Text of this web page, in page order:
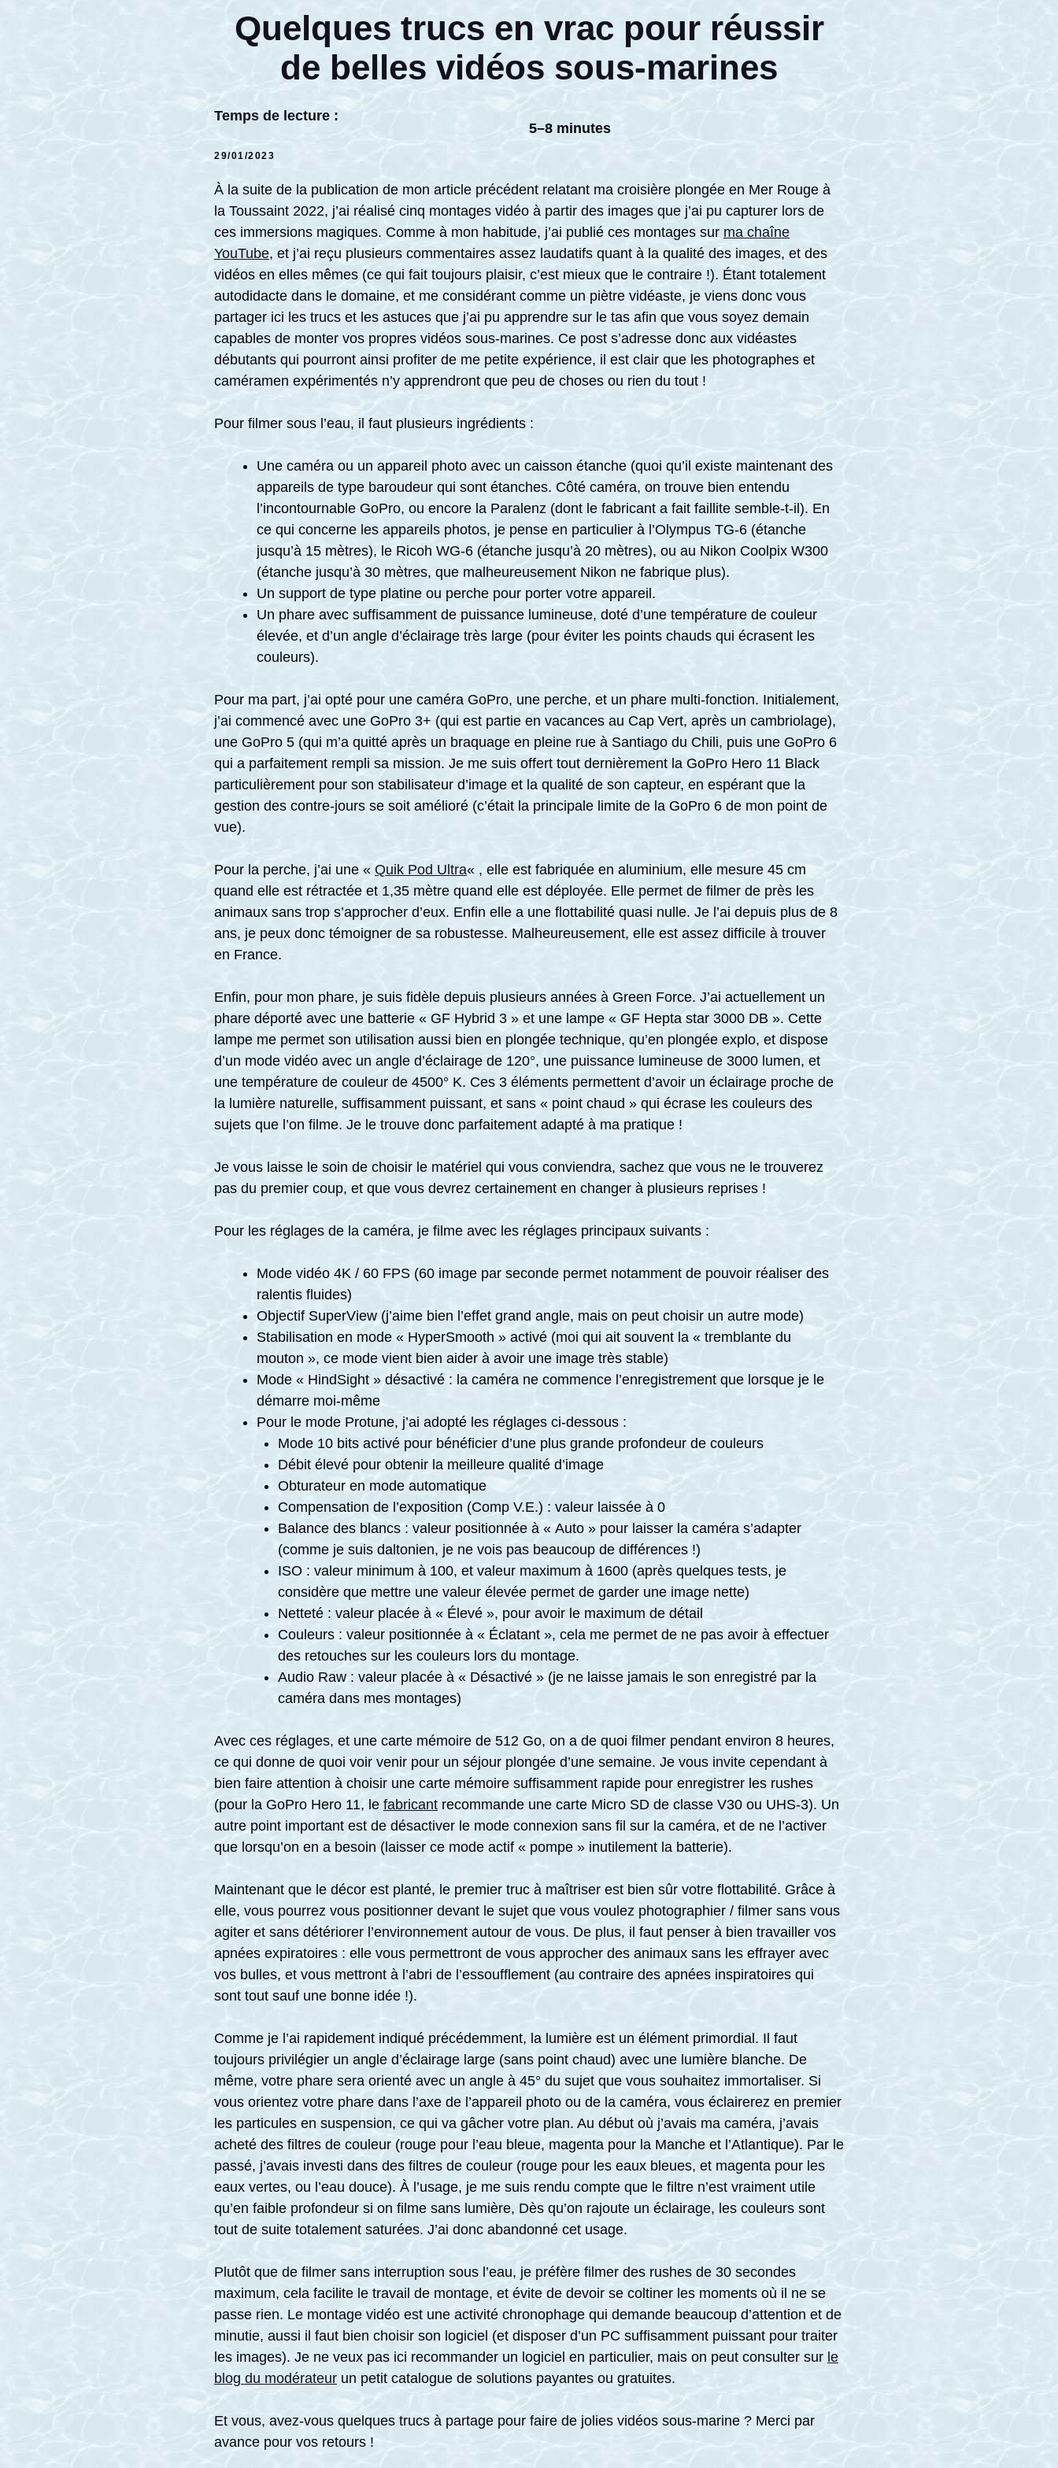
Quelques trucs en vrac pour réussir
de belles vidéos sous-marines
Temps de lecture :
5–8 minutes
29/01/2023
À la suite de la publication de mon article précédent relatant ma croisière plongée en Mer Rouge à
la Toussaint 2022, j’ai réalisé cinq montages vidéo à partir des images que j’ai pu capturer lors de
ces immersions magiques. Comme à mon habitude, j’ai publié ces montages sur ma chaîne
YouTube, et j’ai reçu plusieurs commentaires assez laudatifs quant à la qualité des images, et des
vidéos en elles mêmes (ce qui fait toujours plaisir, c’est mieux que le contraire !). Étant totalement
autodidacte dans le domaine, et me considérant comme un piètre vidéaste, je viens donc vous
partager ici les trucs et les astuces que j’ai pu apprendre sur le tas afin que vous soyez demain
capables de monter vos propres vidéos sous-marines. Ce post s’adresse donc aux vidéastes
débutants qui pourront ainsi profiter de me petite expérience, il est clair que les photographes et
caméramen expérimentés n’y apprendront que peu de choses ou rien du tout !
Pour filmer sous l’eau, il faut plusieurs ingrédients :
Une caméra ou un appareil photo avec un caisson étanche (quoi qu’il existe maintenant des
appareils de type baroudeur qui sont étanches. Côté caméra, on trouve bien entendu
l’incontournable GoPro, ou encore la Paralenz (dont le fabricant a fait faillite semble-t-il). En
ce qui concerne les appareils photos, je pense en particulier à l’Olympus TG-6 (étanche
jusqu’à 15 mètres), le Ricoh WG-6 (étanche jusqu’à 20 mètres), ou au Nikon Coolpix W300
(étanche jusqu’à 30 mètres, que malheureusement Nikon ne fabrique plus).
Un support de type platine ou perche pour porter votre appareil.
Un phare avec suffisamment de puissance lumineuse, doté d’une température de couleur
élevée, et d’un angle d’éclairage très large (pour éviter les points chauds qui écrasent les
couleurs).
Pour ma part, j’ai opté pour une caméra GoPro, une perche, et un phare multi-fonction. Initialement,
j’ai commencé avec une GoPro 3+ (qui est partie en vacances au Cap Vert, après un cambriolage),
une GoPro 5 (qui m’a quitté après un braquage en pleine rue à Santiago du Chili, puis une GoPro 6
qui a parfaitement rempli sa mission. Je me suis offert tout dernièrement la GoPro Hero 11 Black
particulièrement pour son stabilisateur d’image et la qualité de son capteur, en espérant que la
gestion des contre-jours se soit amélioré (c’était la principale limite de la GoPro 6 de mon point de
vue).
Pour la perche, j’ai une « Quik Pod Ultra« , elle est fabriquée en aluminium, elle mesure 45 cm
quand elle est rétractée et 1,35 mètre quand elle est déployée. Elle permet de filmer de près les
animaux sans trop s’approcher d’eux. Enfin elle a une flottabilité quasi nulle. Je l’ai depuis plus de 8
ans, je peux donc témoigner de sa robustesse. Malheureusement, elle est assez difficile à trouver
en France.
Enfin, pour mon phare, je suis fidèle depuis plusieurs années à Green Force. J’ai actuellement un
phare déporté avec une batterie « GF Hybrid 3 » et une lampe « GF Hepta star 3000 DB ». Cette
lampe me permet son utilisation aussi bien en plongée technique, qu’en plongée explo, et dispose
d’un mode vidéo avec un angle d’éclairage de 120°, une puissance lumineuse de 3000 lumen, et
une température de couleur de 4500° K. Ces 3 éléments permettent d’avoir un éclairage proche de
la lumière naturelle, suffisamment puissant, et sans « point chaud » qui écrase les couleurs des
sujets que l’on filme. Je le trouve donc parfaitement adapté à ma pratique !
Je vous laisse le soin de choisir le matériel qui vous conviendra, sachez que vous ne le trouverez
pas du premier coup, et que vous devrez certainement en changer à plusieurs reprises !
Pour les réglages de la caméra, je filme avec les réglages principaux suivants :
Mode vidéo 4K / 60 FPS (60 image par seconde permet notamment de pouvoir réaliser des
ralentis fluides)
Objectif SuperView (j’aime bien l’effet grand angle, mais on peut choisir un autre mode)
Stabilisation en mode « HyperSmooth » activé (moi qui ait souvent la « tremblante du
mouton », ce mode vient bien aider à avoir une image très stable)
Mode « HindSight » désactivé : la caméra ne commence l’enregistrement que lorsque je le
démarre moi-même
Pour le mode Protune, j’ai adopté les réglages ci-dessous :
Mode 10 bits activé pour bénéficier d’une plus grande profondeur de couleurs
Débit élevé pour obtenir la meilleure qualité d’image
Obturateur en mode automatique
Compensation de l’exposition (Comp V.E.) : valeur laissée à 0
Balance des blancs : valeur positionnée à « Auto » pour laisser la caméra s’adapter
(comme je suis daltonien, je ne vois pas beaucoup de différences !)
ISO : valeur minimum à 100, et valeur maximum à 1600 (après quelques tests, je
considère que mettre une valeur élevée permet de garder une image nette)
Netteté : valeur placée à « Élevé », pour avoir le maximum de détail
Couleurs : valeur positionnée à « Éclatant », cela me permet de ne pas avoir à effectuer
des retouches sur les couleurs lors du montage.
Audio Raw : valeur placée à « Désactivé » (je ne laisse jamais le son enregistré par la
caméra dans mes montages)
Avec ces réglages, et une carte mémoire de 512 Go, on a de quoi filmer pendant environ 8 heures,
ce qui donne de quoi voir venir pour un séjour plongée d’une semaine. Je vous invite cependant à
bien faire attention à choisir une carte mémoire suffisamment rapide pour enregistrer les rushes
(pour la GoPro Hero 11, le fabricant recommande une carte Micro SD de classe V30 ou UHS-3). Un
autre point important est de désactiver le mode connexion sans fil sur la caméra, et de ne l’activer
que lorsqu’on en a besoin (laisser ce mode actif « pompe » inutilement la batterie).
Maintenant que le décor est planté, le premier truc à maîtriser est bien sûr votre flottabilité. Grâce à
elle, vous pourrez vous positionner devant le sujet que vous voulez photographier / filmer sans vous
agiter et sans détériorer l’environnement autour de vous. De plus, il faut penser à bien travailler vos
apnées expiratoires : elle vous permettront de vous approcher des animaux sans les effrayer avec
vos bulles, et vous mettront à l’abri de l’essoufflement (au contraire des apnées inspiratoires qui
sont tout sauf une bonne idée !).
Comme je l’ai rapidement indiqué précédemment, la lumière est un élément primordial. Il faut
toujours privilégier un angle d’éclairage large (sans point chaud) avec une lumière blanche. De
même, votre phare sera orienté avec un angle à 45° du sujet que vous souhaitez immortaliser. Si
vous orientez votre phare dans l’axe de l’appareil photo ou de la caméra, vous éclairerez en premier
les particules en suspension, ce qui va gâcher votre plan. Au début où j’avais ma caméra, j’avais
acheté des filtres de couleur (rouge pour l’eau bleue, magenta pour la Manche et l’Atlantique). Par le
passé, j’avais investi dans des filtres de couleur (rouge pour les eaux bleues, et magenta pour les
eaux vertes, ou l’eau douce). À l’usage, je me suis rendu compte que le filtre n’est vraiment utile
qu’en faible profondeur si on filme sans lumière, Dès qu’on rajoute un éclairage, les couleurs sont
tout de suite totalement saturées. J’ai donc abandonné cet usage.
Plutôt que de filmer sans interruption sous l’eau, je préfère filmer des rushes de 30 secondes
maximum, cela facilite le travail de montage, et évite de devoir se coltiner les moments où il ne se
passe rien. Le montage vidéo est une activité chronophage qui demande beaucoup d’attention et de
minutie, aussi il faut bien choisir son logiciel (et disposer d’un PC suffisamment puissant pour traiter
les images). Je ne veux pas ici recommander un logiciel en particulier, mais on peut consulter sur le
blog du modérateur un petit catalogue de solutions payantes ou gratuites.
Et vous, avez-vous quelques trucs à partage pour faire de jolies vidéos sous-marine ? Merci par
avance pour vos retours !